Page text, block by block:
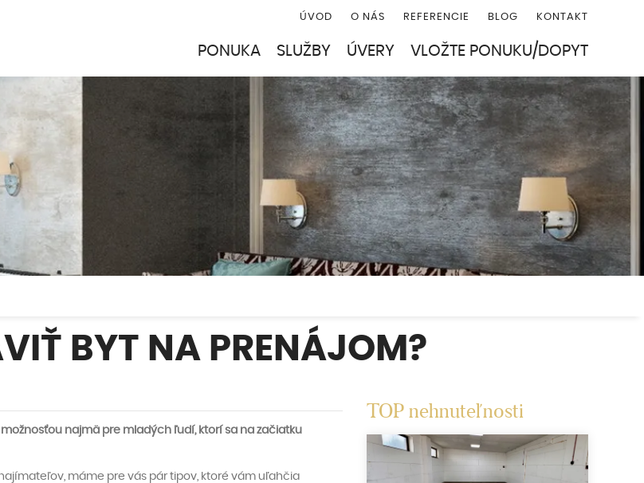
ÚVOD O NÁS REFERENCIE BLOG KONTAKT
PONUKA SLUŽBY ÚVERY VLOŽTE PONUKU/DOPYT
BYT NA PRENÁJOM?
najmä pre mladých ľudí, ktorí sa na začiatku
máme pre vás pár tipov, ktoré vám uľahčia
TOP nehnuteľnosti